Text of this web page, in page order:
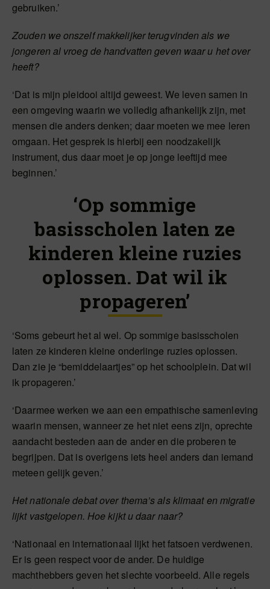
gebruiken.’
Zouden we onszelf makkelijker terugvinden als we
jongeren al vroeg de handvatten geven waar u het over
heeft?
‘Dat is mijn pleidooi altijd geweest. We leven samen in
een omgeving waarin we volledig afhankelijk zijn, met
mensen die anders denken; daar moeten we mee leren
omgaan. Het gesprek is hierbij een noodzakelijk
instrument, dus daar moet je op jonge leeftijd mee
beginnen.’
‘Op sommige
basisscholen laten ze
kinderen kleine ruzies
oplossen. Dat wil ik
propageren’
‘Soms gebeurt het al wel. Op sommige basisscholen
laten ze kinderen kleine onderlinge ruzies oplossen.
Dan zie je “bemiddelaartjes” op het schoolplein. Dat wil
ik propageren.’
‘Daarmee werken we aan een empathische samenleving
waarin mensen, wanneer ze het niet eens zijn, oprechte
aandacht besteden aan de ander en die proberen te
begrijpen. Dat is overigens iets heel anders dan iemand
meteen gelijk geven.’
Het nationale debat over thema’s als klimaat en migratie
lijkt vastgelopen. Hoe kijkt u daar naar?
‘Nationaal en internationaal lijkt het fatsoen verdwenen.
Er is geen respect voor de ander. De huidige
machthebbers geven het slechte voorbeeld. Alle regels